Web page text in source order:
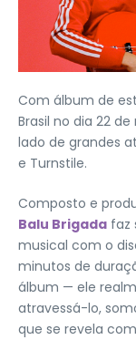
Com álbum de
Brasil no dia 22
lado de grandes
e Turnstile.
Composto e
Balu Brigada faz
musical com o
minutos de
álbum — ele
atravessá-lo,
que se revela